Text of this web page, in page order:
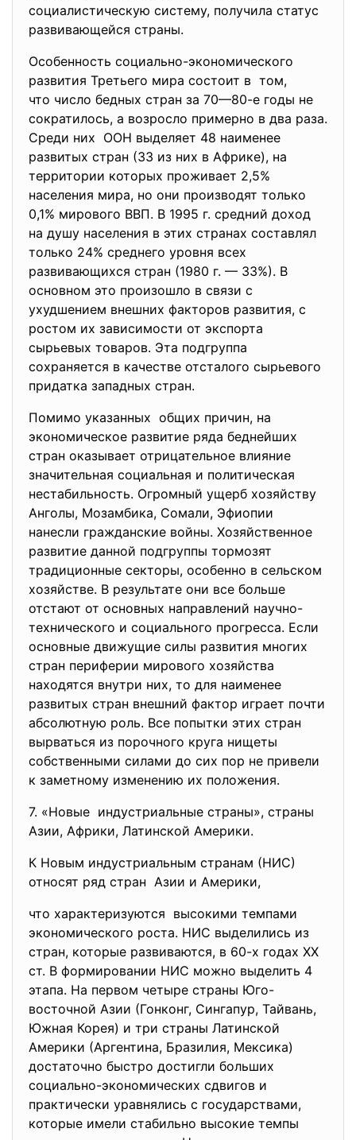
социалистическую систему, получила статус
развивающейся страны.
Особенность социально-экономического
развития Третьего мира состоит в том,
что число бедных стран за 70—80-е годы не
сократилось, а возросло примерно в два раза.
Среди них ООН выделяет 48 наименее
развитых стран (33 из них в Африке), на
территории которых проживает 2,5%
населения мира, но они производят только
0,1% мирового ВВП. В 1995 г. средний доход
на душу населения в этих странах составлял
только 24% среднего уровня всех
развивающихся стран (1980 г. — 33%). В
основном это произошло в связи с
ухудшением внешних факторов развития, с
ростом их зависимости от экспорта
сырьевых товаров. Эта подгруппа
сохраняется в качестве отсталого сырьевого
придатка западных стран.
Помимо указанных общих причин, на
экономическое развитие ряда беднейших
стран оказывает отрицательное влияние
значительная социальная и политическая
нестабильность. Огромный ущерб хозяйству
Анголы, Мозамбика, Сомали, Эфиопии
нанесли гражданские войны. Хозяйственное
развитие данной подгруппы тормозят
традиционные секторы, особенно в сельском
хозяйстве. В результате они все больше
отстают от основных направлений научно-
технического и социального прогресса. Если
основные движущие силы развития многих
стран периферии мирового хозяйства
находятся внутри них, то для наименее
развитых стран внешний фактор играет почти
абсолютную роль. Все попытки этих стран
вырваться из порочного круга нищеты
собственными силами до сих пор не привели
к заметному изменению их положения.
7. «Новые индустриальные страны», страны
Азии, Африки, Латинской Америки.
К Новым индустриальным странам (НИС)
относят ряд стран Азии и Америки,
что характеризуются высокими темпами
экономического роста. НИС выделились из
стран, которые развиваются, в 60-х годах ХХ
ст. В формировании НИС можно выделить 4
этапа. На первом четыре страны Юго-
восточной Азии (Гонконг, Сингапур, Тайвань,
Южная Корея) и три страны Латинской
Америки (Аргентина, Бразилия, Мексика)
достаточно быстро достигли больших
социально-экономических сдвигов и
практически уравнялись с государствами,
которые имели стабильно высокие темпы